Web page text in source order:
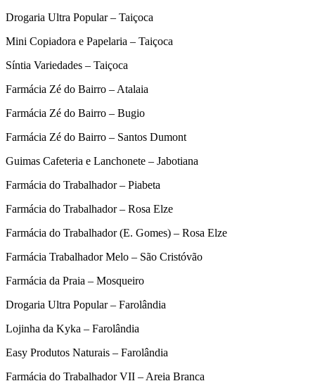
Drogaria Ultra Popular – Taiçoca
Mini Copiadora e Papelaria – Taiçoca
Síntia Variedades – Taiçoca
Farmácia Zé do Bairro – Atalaia
Farmácia Zé do Bairro – Bugio
Farmácia Zé do Bairro – Santos Dumont
Guimas Cafeteria e Lanchonete – Jabotiana
Farmácia do Trabalhador – Piabeta
Farmácia do Trabalhador – Rosa Elze
Farmácia do Trabalhador (E. Gomes) – Rosa Elze
Farmácia Trabalhador Melo – São Cristóvão
Farmácia da Praia – Mosqueiro
Drogaria Ultra Popular – Farolândia
Lojinha da Kyka – Farolândia
Easy Produtos Naturais – Farolândia
Farmácia do Trabalhador VII – Areia Branca